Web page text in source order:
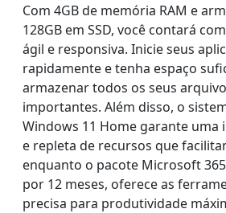
Com 4GB de memória RAM e
128GB em SSD, você contará
ágil e responsiva. Inicie seus
rapidamente e tenha espaço
armazenar todos os seus
importantes. Além disso, o
Windows 11 Home garante uma
e repleta de recursos que
enquanto o pacote Microsoft
por 12 meses, oferece as
precisa para produtividade